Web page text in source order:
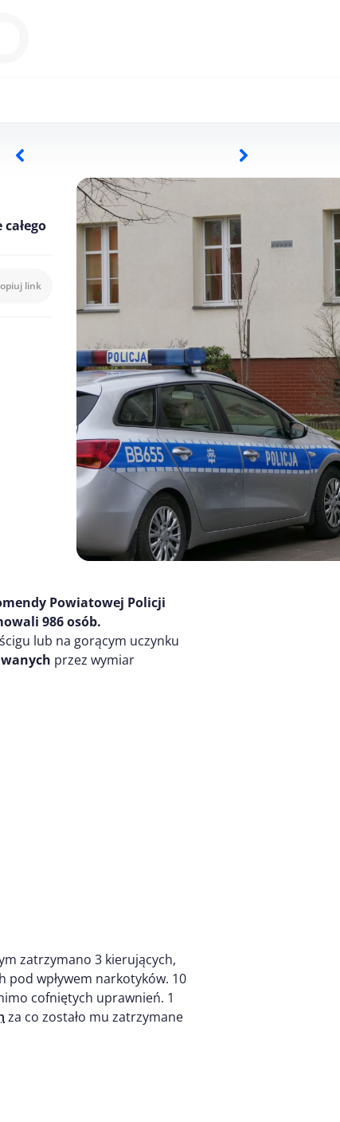
link
Powiatowej Policji
986osób.
lub na gorącym uczynku
przez wymiar
zatrzymano 3 kierujących,
wpływem narkotyków. 10
cofniętych uprawnień. 1
za co zostało mu zatrzymane